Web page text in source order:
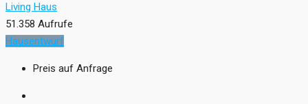
Living Haus
51.358 Aufrufe
Hausentwurf
Preis auf Anfrage